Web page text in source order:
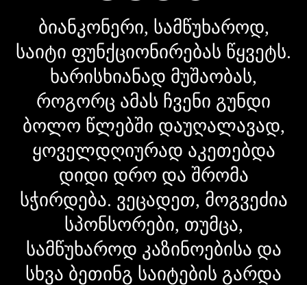
ბიანკონერი, სამწუხაროდ,
საიტი ფუნქციონირებას წყვეტს.
ხარისხიანად მუშაობას,
როგორც ამას ჩვენი გუნდი
ბოლო წლებში დაუღალავად,
ყოველდღიურად აკეთებდა
დიდი დრო და შრომა
სჭირდება. ვეცადეთ, მოგვეძია
სპონსორები, თუმცა,
სამწუხაროდ კაზინოებისა და
სხვა ბეთინგ საიტების გარდა